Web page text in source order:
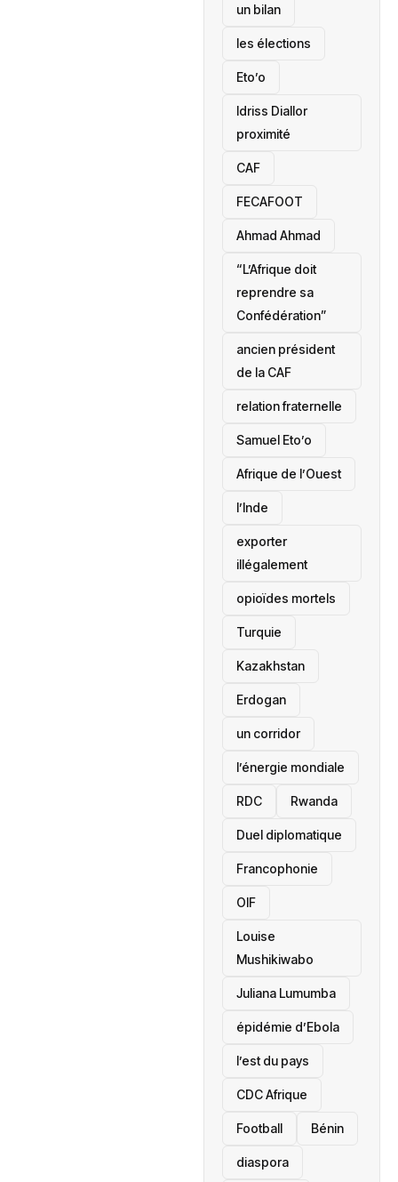
un bilan
les élections
Eto’o
Idriss Diallor
proximité
CAF
FECAFOOT
‎Ahmad Ahmad
“L’Afrique doit
reprendre sa
Confédération”
ancien président
de la CAF
relation fraternelle
Samuel Eto’o
Afrique de l’Ouest
l’Inde
exporter
illégalement
opioïdes mortels
‎Turquie
Kazakhstan
Erdogan
un corridor
l’énergie mondiale
RDC Rwanda
Duel diplomatique
Francophonie
OIF
Louise
Mushikiwabo
Juliana Lumumba
épidémie d’Ebola
l’est du pays
CDC Afrique
Football Bénin
diaspora